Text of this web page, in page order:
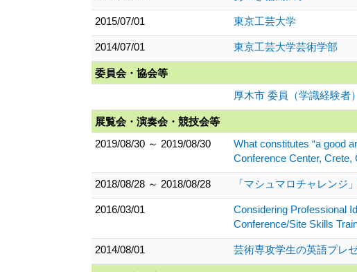
2015/07/01 東京工芸大学
2014/07/01 東京工芸大学芸術学部
委員会・協会等
厚木市 委員（学識経験者）
展覧会・演奏会・競技会等
2019/08/30 ～ 2019/08/30
What constitutes “a good
Conference Center,
2018/08/28 ～ 2018/08/28 「マシュマロチャレンジ
2016/03/01
Considering Professional
Conference/Site Skills
2014/08/01 芸術専攻学生の英語プレ